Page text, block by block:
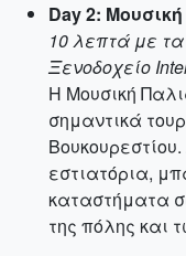
Day 2:
10 λεπτά με
Ξενοδοχείο
Η Μουσική
σημαντικά
εστιατόρια,
καταστήματα
της πόλης και